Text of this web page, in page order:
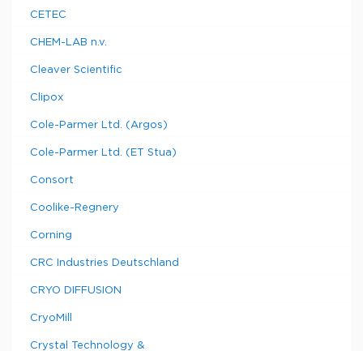
CETEC
CHEM-LAB n.v.
Cleaver Scientific
Clipox
Cole-Parmer Ltd. (Argos)
Cole-Parmer Ltd. (ET Stua)
Consort
Coolike-Regnery
Corning
CRC Industries Deutschland
CRYO DIFFUSION
CryoMill
Crystal Technology &